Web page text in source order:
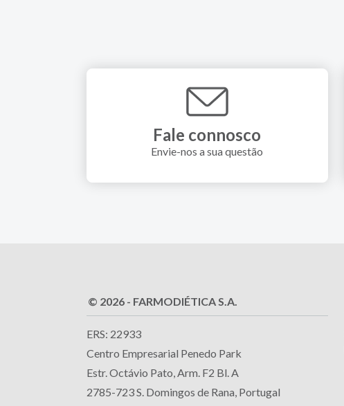
Fale connosco
Envie-nos a sua questão
© 2026 - FARMODIÉTICA S.A.
ERS: 22933
Centro Empresarial Penedo Park
Estr. Octávio Pato, Arm. F2 Bl. A
2785-723 S. Domingos de Rana, Portugal